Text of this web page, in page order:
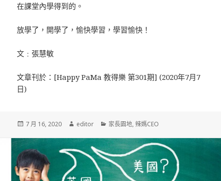
在課堂內學得到的。
放學了，開學了，愉快學習，學習愉快！
文﹕張慧敏
文章刊於：[Happy PaMa 教得樂 第301期] (2020年7月7
日)
發
7 月 16, 2020
作
editor
分
家長園地,辣媽CEO